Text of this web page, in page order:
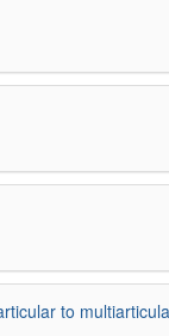
to